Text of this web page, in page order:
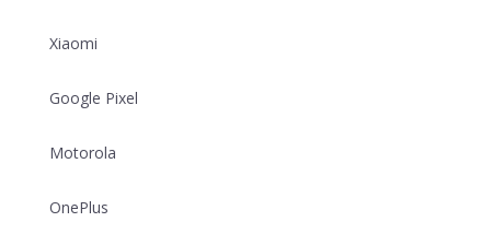
Xiaomi
Google Pixel
Motorola
OnePlus